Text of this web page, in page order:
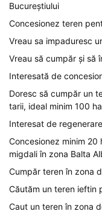
Bucureștiului
Concesionez teren
Vreau sa impaduresc
Vreau să cumpăr și să
Interesată de
Doresc să cumpăr un
tarii, ideal minim 100 ha
Interesat de
Concesionez minim
migdali în zona Balta
Cumpăr teren în zona
Căutăm un teren ieftin
Caut un teren în zona